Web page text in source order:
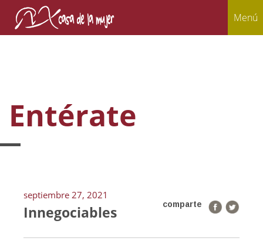
Menú
Entérate
septiembre 27, 2021
comparte
Innegociables